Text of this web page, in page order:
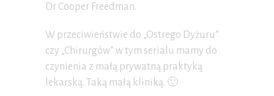
Dr Cooper Freedman.
W przeciwieństwie do „Ostrego Dyżuru”
czy „Chirurgów” w tym serialu mamy do
czynienia z małą prywatną praktyką
lekarską. Taką małą kliniką. 🙂